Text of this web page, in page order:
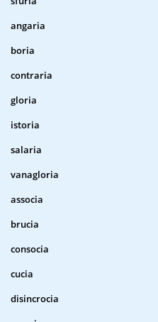
angaria
boria
contraria
gloria
istoria
salaria
vanagloria
associa
brucia
consocia
cucia
disincrocia